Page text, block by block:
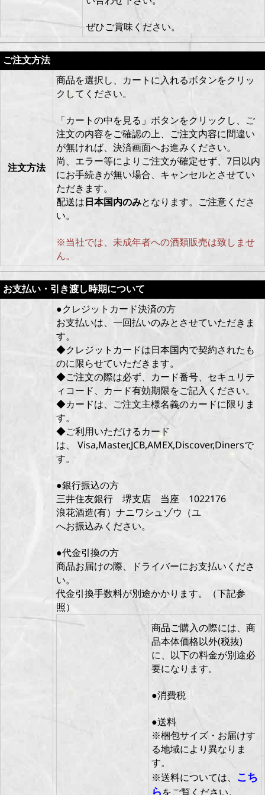
ぜひご賞味ください。
ご注文方法
注文方法
商品を選択し、カートに入れるボタンをクリッ
クしてください。
「カートの中を見る」ボタンをクリックし、ご
注文の内容をご確認の上、ご注文内容に間違い
が無ければ、決済画面へお進みください。
尚、エラー等によりご注文が確定せず、7日以内
にお手続きが無い場合、キャンセルとさせてい
ただきます。
配送は日本国内のみとなります。ご注意くださ
い。
※当社では、未成年者への酒類販売は致しませ
ん。
お支払い・引き渡し時期について
●クレジットカード決済の方
お支払いは、一回払いのみとさせていただきま
す。
◆クレジットカードは日本国内で契約されたも
のに限らせていただきます。
◆ご注文の際は必ず、カード番号、セキュリテ
ィコード、カード有効期限をご記入ください。
◆カードは、ご注文主様名義のカードに限りま
す。
◆ご利用いただけるカード
は、
Visa,Master,JCB,AMEX,Discover,Dinersで
す。
●銀行振込の方
三井住友銀行 堺支店 当座 1022176
浪花酒造(有）ナニワシュゾウ（ユ
へお振込みください。
●代金引換の方
商品お届けの際、ドライバーにお支払いくださ
い。
代金引換手数料が別途かかります。（下記参
照）
商品ご購入の際には、商
品本体価格以外(税抜)
に、以下の料金が別途必
要になります。
●消費税
●送料
※梱包サイズ・お届けす
る地域により異なりま
す。
※送料については、 こち
らをご覧ください。